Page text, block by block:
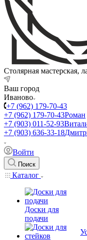
Столярная мастерская,
Ваш город
Иваново
+7 (962) 179-70-43
+7 (962) 179-70-43Роман
+7 (903) 011-52-93
+7 (903) 636-33-18
Войти
Поиск
Каталог
Доски для
подачи